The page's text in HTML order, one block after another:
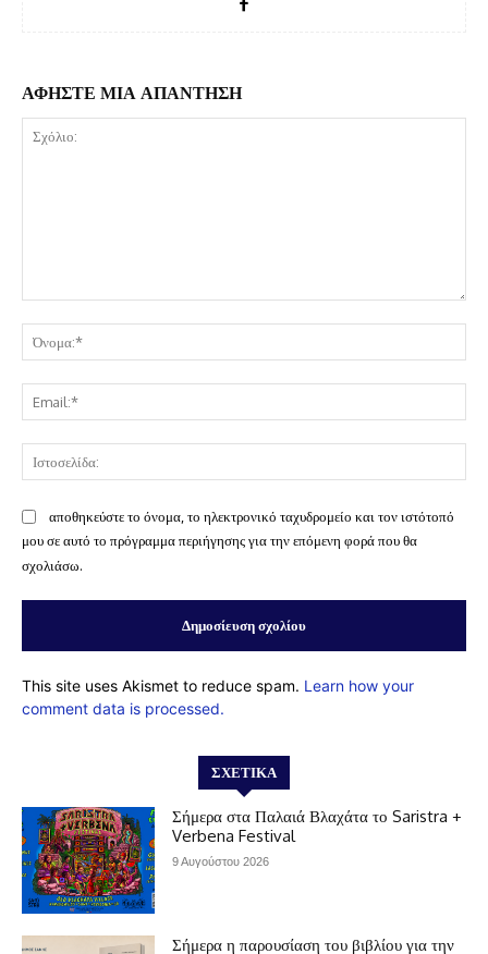
ΑΦΗΣΤΕ ΜΙΑ ΑΠΑΝΤΗΣΗ
αποθηκεύστε το όνομα, το ηλεκτρονικό ταχυδρομείο και τον ιστότοπό
μου σε αυτό το πρόγραμμα περιήγησης για την επόμενη φορά που θα
σχολιάσω.
This site uses Akismet to reduce spam. Learn how your
comment data is processed.
ΣΧΕΤΙΚΆ
Σήμερα στα Παλαιά Βλαχάτα το Saristra +
Verbena Festival
9 Αυγούστου 2026
Σήμερα η παρουσίαση του βιβλίου για την